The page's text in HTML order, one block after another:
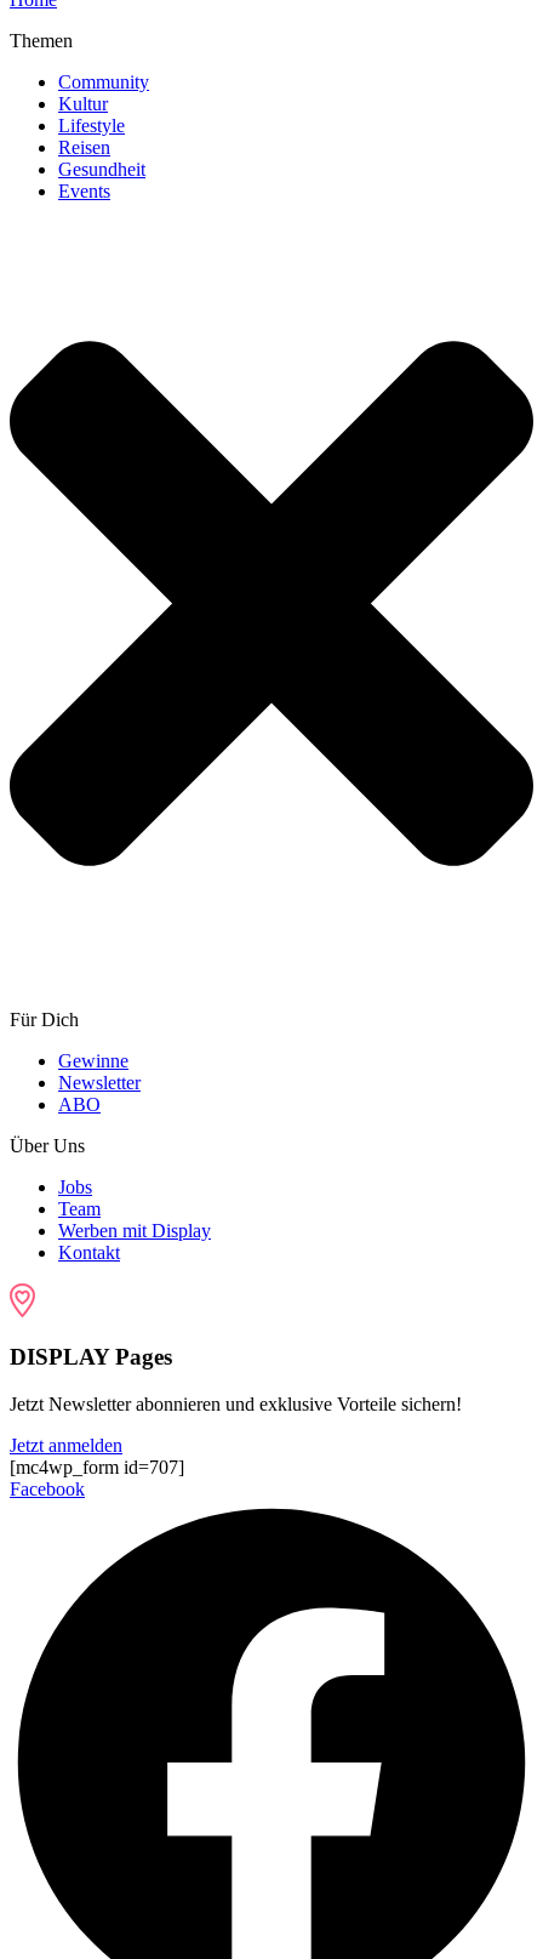
Themen
Community
Kultur
Lifestyle
Reisen
Gesundheit
Events
Für Dich
Gewinne
Newsletter
ABO
Über Uns
Jobs
Team
Werben mit Display
Kontakt
DISPLAY Pages
Jetzt Newsletter abonnieren und exklusive Vorteile sichern!
Jetzt anmelden
[mc4wp_form id=707]
Facebook